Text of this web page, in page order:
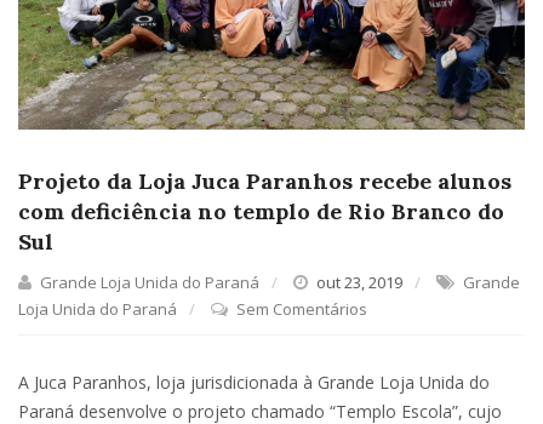
Projeto da Loja Juca Paranhos recebe alunos
com deficiência no templo de Rio Branco do
Sul
Grande Loja Unida do Paraná out 23, 2019
Grande
Loja Unida do Paraná
Sem Comentários
A Juca Paranhos, loja jurisdicionada à Grande Loja Unida do
Paraná desenvolve o projeto chamado “Templo Escola”, cujo